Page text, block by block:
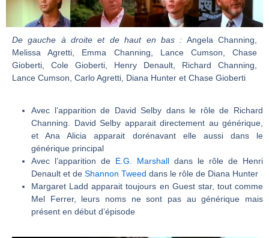
De gauche à droite et de haut en bas : Angela Channing,
Melissa Agretti, Emma Channing, Lance Cumson, Chase
Gioberti, Cole Gioberti, Henry Denault, Richard Channing,
Lance Cumson, Carlo Agretti, Diana Hunter et Chase Gioberti
Avec l’apparition de David Selby dans le rôle de Richard
Channing. David Selby apparait directement au générique,
et Ana Alicia apparait dorénavant elle aussi dans le
générique principal
Avec l’apparition de E.G. Marshall dans le rôle de Henri
Denault et de Shannon Tweed dans le rôle de Diana Hunter
Margaret Ladd apparait toujours en Guest star, tout comme
Mel Ferrer, leurs noms ne sont pas au générique mais
présent en début d’épisode